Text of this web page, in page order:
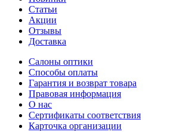
Статьи
Акции
Отзывы
Доставка
Салоны оптики
Способы оплаты
Гарантия и возврат товара
Правовая информация
О нас
Сертификаты соответствия
Карточка организации